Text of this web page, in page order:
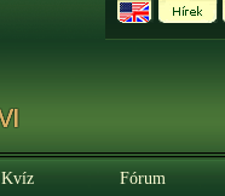
Kvíz Fórum